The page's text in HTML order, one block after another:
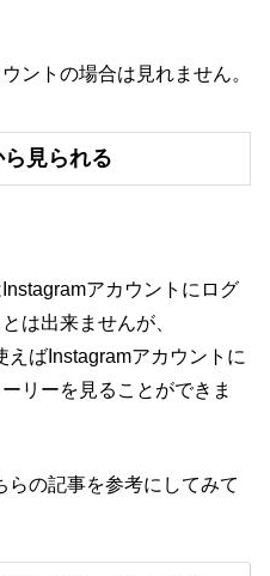
ントの場合は見れません。
見られる
アカウントにログ
は出来ませんが、
えばInstagramアカウントに
リーを見ることができま
の記事を参考にしてみて